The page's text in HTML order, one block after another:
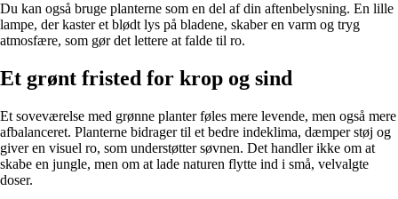
Du kan også bruge planterne som en del af din aftenbelysning. En lille
lampe, der kaster et blødt lys på bladene, skaber en varm og tryg
atmosfære, som gør det lettere at falde til ro.
Et grønt fristed for krop og sind
Et soveværelse med grønne planter føles mere levende, men også mere
afbalanceret. Planterne bidrager til et bedre indeklima, dæmper støj og
giver en visuel ro, som understøtter søvnen. Det handler ikke om at
skabe en jungle, men om at lade naturen flytte ind i små, velvalgte
doser.